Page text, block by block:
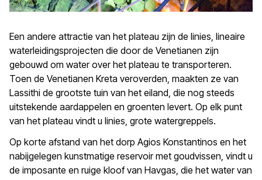
Een andere attractie van het plateau zijn de linies, lineaire
waterleidingsprojecten die door de Venetianen zijn
gebouwd om water over het plateau te transporteren.
Toen de Venetianen Kreta veroverden, maakten ze van
Lassithi de grootste tuin van het eiland, die nog steeds
uitstekende aardappelen en groenten levert. Op elk punt
van het plateau vindt u linies, grote watergreppels.
Op korte afstand van het dorp Agios Konstantinos en het
nabijgelegen kunstmatige reservoir met goudvissen, vindt u
de imposante en ruige kloof van Havgas, die het water van